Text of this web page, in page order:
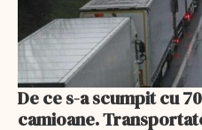
De ce s-a scumpit cu
camioane.